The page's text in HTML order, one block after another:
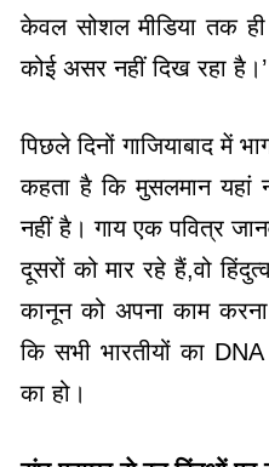
केवल सोशल मीडिया तक
कोई असर नहीं दिख रहा है।’
पिछले दिनों गाजियाबाद में
कहता है कि मुसलमान यहां
नहीं है। गाय एक पवित्र
दूसरों को मार रहे हैं,वो
कानून को अपना काम करना
कि सभी भारतीयों का
का हो।